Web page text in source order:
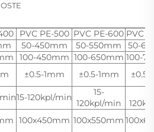
PVC PE-500 PVC PE-600 PVC
50-450mm 50-550mm
50-
100-450mm 100-650mm 100-
±0.5-1mm ±0.5-1mm ±0.5-
15-120kpl/min
15-
120kpl/min
100x450mm 100x550mm